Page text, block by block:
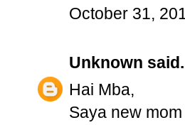
October 31,
Unknown
Hai Mba,
Saya new